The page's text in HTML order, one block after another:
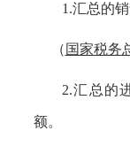
1.汇总的
（ 国家税务
2.汇总的
额。